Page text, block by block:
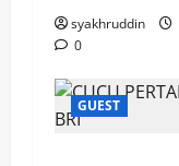
syakhruddin
0
GUEST